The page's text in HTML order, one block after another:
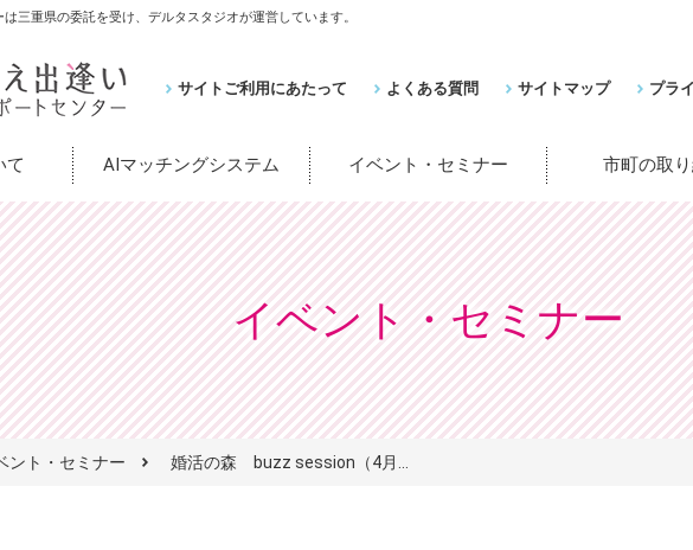
三重県の委託を受け、デルタスタジオが運営しています。
サイトご利用にあたって よくある質問 サイトマップ プラ
て AIマッチングシステム イベント・セミナー 市町の取
イベント・セミナー
ント・セミナー 婚活の森 buzz session（4月...